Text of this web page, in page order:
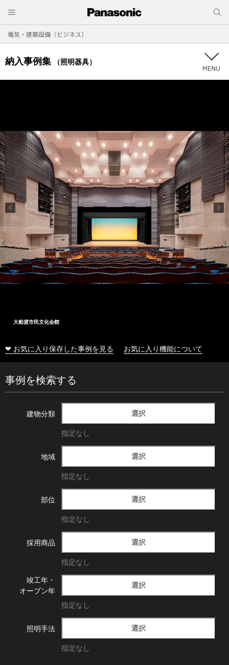
電気・建築設備（ビジネス）
納入事例集 （照明器具）
大船渡市民文化会館
❤ お気に入り保存した事例を見る お気に入り機能について
事例を検索する
建物分類 選択
指定なし
地域 選択
指定なし
部位 選択
指定なし
採用商品 選択
指定なし
竣工年・
オープン年
選択
指定なし
照明手法 選択
指定なし